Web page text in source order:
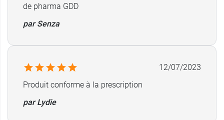
de pharma GDD
par Senza
12/07/2023
Produit conforme à la prescription
par Lydie